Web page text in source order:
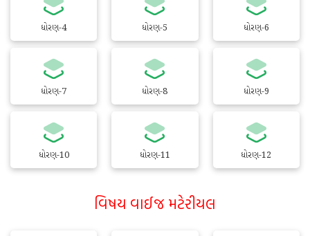
ધોરણ-4 ધોરણ-5 ધોરણ-6
ધોરણ-7 ધોરણ-8 ધોરણ-9
ધોરણ-10 ધોરણ-11 ધોરણ-12
વિષય વાઈજ મટેરીયલ